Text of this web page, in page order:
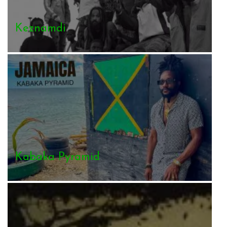
Keznamdi
Kabaka Pyramid